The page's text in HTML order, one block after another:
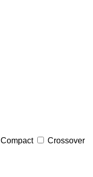
Compact
Crossover